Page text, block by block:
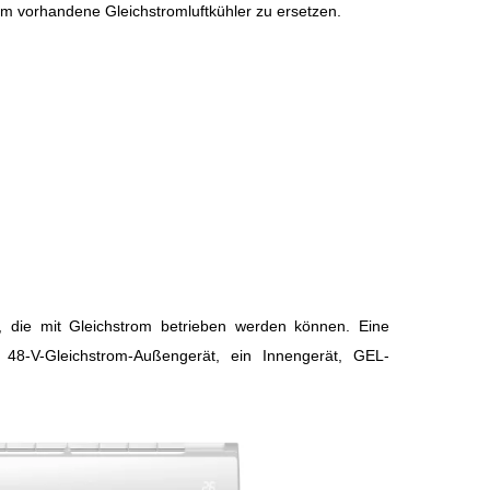
vorhandene Gleichstromluftkühler zu ersetzen.
die mit Gleichstrom betrieben werden können. Eine
V-Gleichstrom-Außengerät, ein Innengerät, GEL-